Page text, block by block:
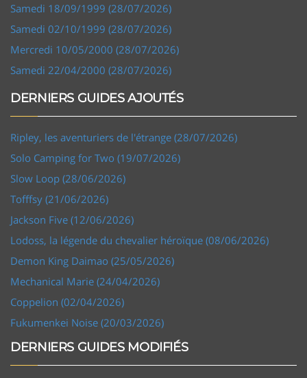
Samedi 18/09/1999 (28/07/2026)
Samedi 02/10/1999 (28/07/2026)
Mercredi 10/05/2000 (28/07/2026)
Samedi 22/04/2000 (28/07/2026)
DERNIERS GUIDES AJOUTÉS
Ripley, les aventuriers de l'étrange (28/07/2026)
Solo Camping for Two (19/07/2026)
Slow Loop (28/06/2026)
Tofffsy (21/06/2026)
Jackson Five (12/06/2026)
Lodoss, la légende du chevalier héroïque (08/06/2026)
Demon King Daimao (25/05/2026)
Mechanical Marie (24/04/2026)
Coppelion (02/04/2026)
Fukumenkei Noise (20/03/2026)
DERNIERS GUIDES MODIFIÉS